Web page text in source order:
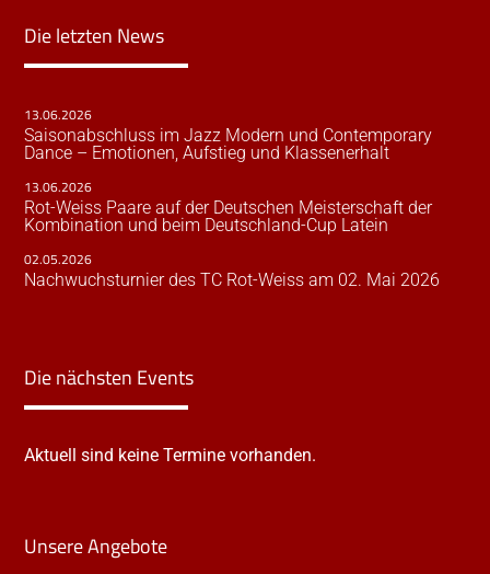
Die letzten News
13.06.2026
Saisonabschluss im Jazz Modern und Contemporary
Dance – Emotionen, Aufstieg und Klassenerhalt
13.06.2026
Rot-Weiss Paare auf der Deutschen Meisterschaft der
Kombination und beim Deutschland-Cup Latein
02.05.2026
Nachwuchsturnier des TC Rot-Weiss am 02. Mai 2026
Die nächsten Events
Aktuell sind keine Termine vorhanden.
Unsere Angebote